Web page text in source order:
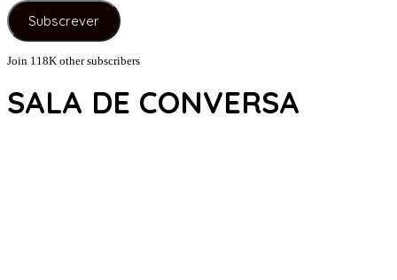
e-
mail
Subscrever
Join 118K other subscribers
SALA DE CONVERSA